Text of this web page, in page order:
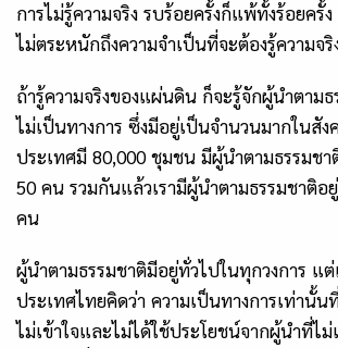
การไม่รู้ความจริง รบร้อยครั้งก็แพ้ทั้งร้อยครั้ง
ไม่ตระหนักถึงความจำเป็นที่จะต้องรู้ความจ
ถ้ารู้ความจริงของแผ่นดิน ก็จะรู้จักผู้นำตาม
ไม่เป็นทางการ ซึ่งมีอยู่เป็นจำนวนมากในสั
ประเทศมี 80,000 ชุมชน มีผู้นำตามธรรมช
50คน รวมกันแล้วเรามีผู้นำตามธรรมชาติอ
คน
ผู้นำตามธรรมชาติมีอยู่ทั่วไปในทุกวงการ แต่
ประเทศไทยคิดว่า ความเป็นทางการเท่านั้น
ไม่เข้าใจและไม่ได้ใช้ประโยชน์จากผู้นำที่ไ